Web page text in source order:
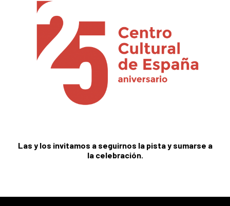
Las y los invitamos a seguirnos la pista y sumarse a
la celebración.